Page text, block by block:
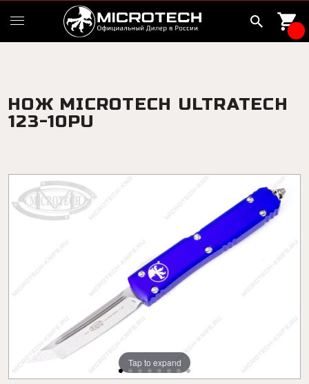
НОЖ MICROTECH ULTRATECH
123-10PU
Tap to expand
Tap to expand
Tap to expand
Tap to expand
Tap to expand
Tap to expand
Tap to expand
Tap to expand